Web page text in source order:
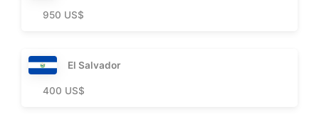
950 US$
El Salvador
400 US$